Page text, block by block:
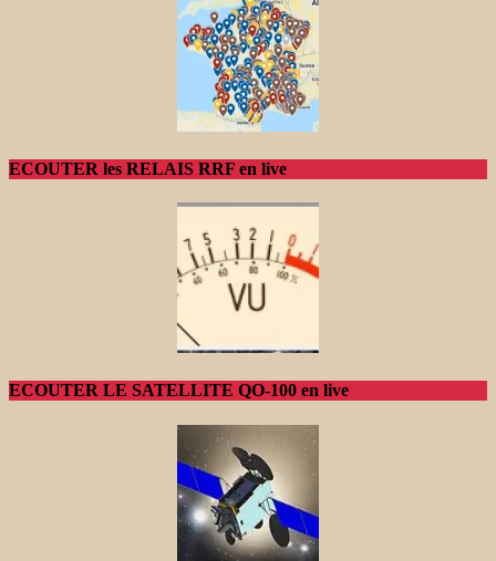
ECOUTER les RELAIS RRF en live
ECOUTER LE SATELLITE QO-100 en live